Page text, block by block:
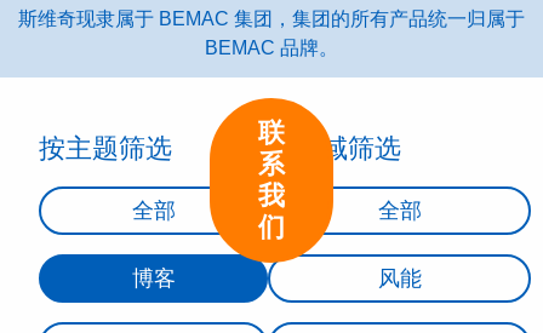
联
系
我
们
斯维奇现隶属于 BEMAC 集团，集团的所有产品统一归属于
BEMAC 品牌。
按主题筛选
全部
博客
按领域筛选
全部
风能